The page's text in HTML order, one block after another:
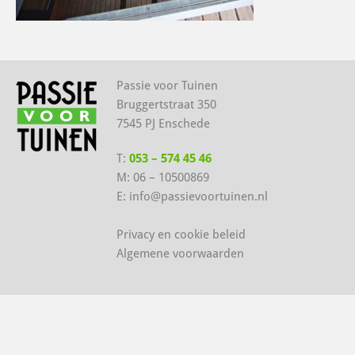
Passie voor Tuinen
Bruggertstraat 350
7545 PJ Enschede
T: 053 – 574 45 46
M: 06 – 10500869
E: info@passievoortuinen.nl
Privacy en cookie beleid
Algemene voorwaarden